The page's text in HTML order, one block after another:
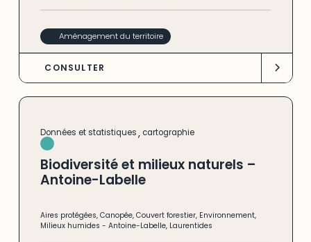
Aménagement du territoire
CONSULTER
Données et statistiques, cartographie
Biodiversité et milieux naturels –
Antoine-Labelle
Aires protégées,Canopée,Couvert forestier, Environnement,
Milieux humides -Antoine-Labelle, Laurentides